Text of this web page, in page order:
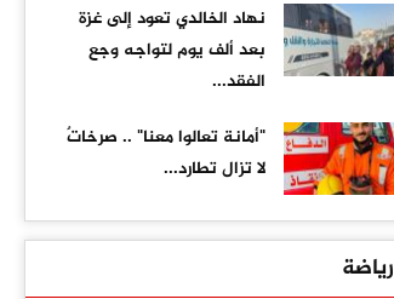
نهاد الخالدي تعود إلى غزة
بعد ألف يوم لتواجه وجع
الفقد...
"أمانة تعالوا معنا" .. صرخاتٌ
لا تزال تطارد...
رياضة